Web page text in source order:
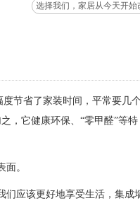
选择我们，家居从今天开始
节省了家装时间，平常要几个
，它健康环保、“零甲醛”等特
。
应该更好地享受生活，集成